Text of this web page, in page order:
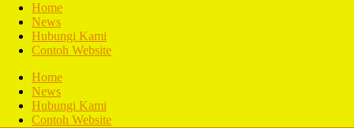
Home
News
Hubungi Kami
Contoh Website
Home
News
Hubungi Kami
Contoh Website